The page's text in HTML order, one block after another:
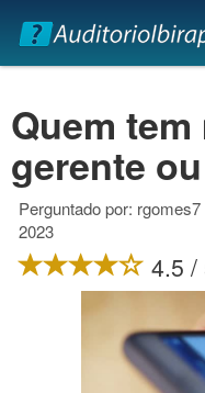
Quem
gerente
Perguntado por:
2023
4.5 /